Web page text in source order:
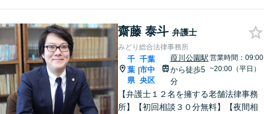
齋藤 泰斗 弁護士
みどり総合法律事務所
千
葉
県
|
千葉
市中
央区
葭川公園駅
から徒歩5
分
営業時間：09:00
~20:00（平日）
【弁護士１２名を擁する老舗法律事務
所】【初回相談３０分無料】【夜間相